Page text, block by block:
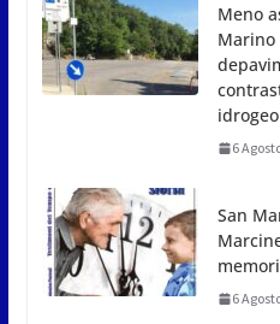
Meno
6
San
6